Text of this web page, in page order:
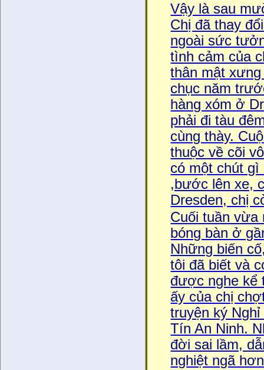
Vậy là sau
Chị đã thay
ngoài sức
tình cảm của
thân mật
chục năm
hàng xóm ở
phải đi tàu
cùng thày.
thuộc về cõi
có một chút
,bước lên xe,
Dresden, chị
Cuối tuần vừa
bóng bàn ở
Những biến
tôi đã biết và
được nghe kể
ấy của chị
truyện ký
Tín An Ninh.
đời sai lầm,
nghiệt ngã